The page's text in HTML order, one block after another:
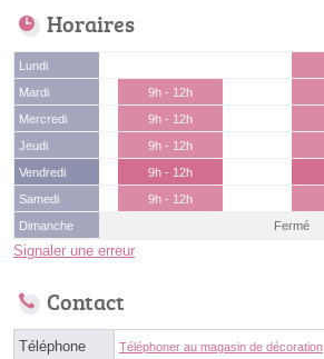
Horaires
Lundi
Mardi
9h - 12h
Mercredi
9h - 12h
Jeudi
9h - 12h
Vendredi
9h - 12h
Samedi
9h - 12h
Dimanche
Fermé
Signaler une erreur
Contact
Téléphone Téléphoner au magasin de décoration